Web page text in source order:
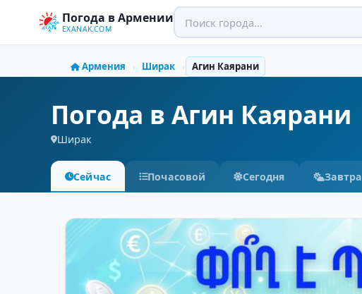
Погода в Армении
EXANAK.COM
Армения › Ширак › Агин Каярани
Погода в Агин Каярани
Ширак
Сейчас Почасовой Сегодня Завтра